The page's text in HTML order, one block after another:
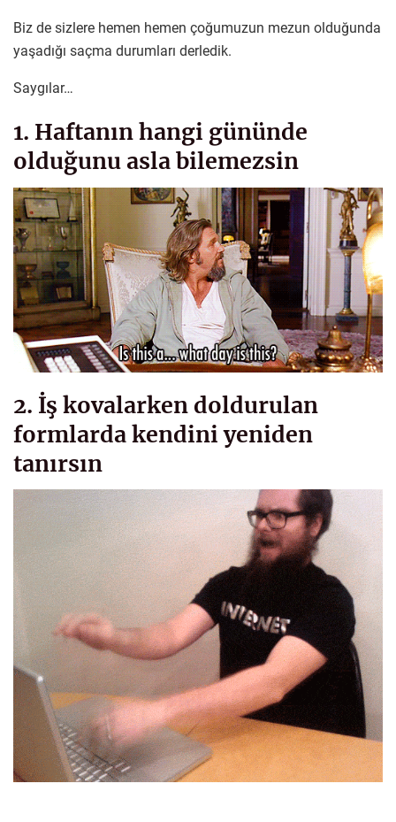
Biz de sizlere hemen hemen çoğumuzun mezun olduğunda
yaşadığı saçma durumları derledik.
Saygılar…
1. Haftanın hangi gününde
olduğunu asla bilemezsin
2. İş kovalarken doldurulan
formlarda kendini yeniden
tanırsın